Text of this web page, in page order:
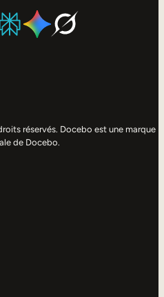
réservés. Docebo est une marque
de Docebo.